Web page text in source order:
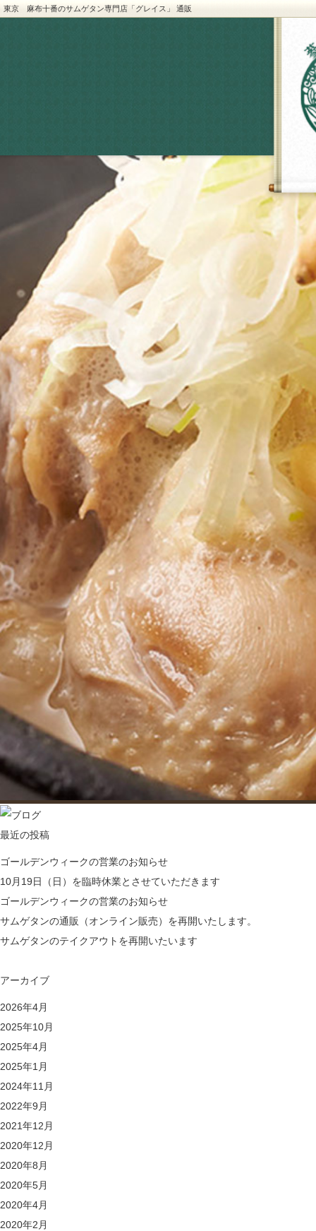
東京 麻布十番のサムゲタン専門店「グレイス」 通販
最近の投稿
ゴールデンウィークの営業のお知らせ
10月19日（日）を臨時休業とさせていただきます
ゴールデンウィークの営業のお知らせ
サムゲタンの通販（オンライン販売）を再開いたします。
サムゲタンのテイクアウトを再開いたいます
アーカイブ
2026年4月
2025年10月
2025年4月
2025年1月
2024年11月
2022年9月
2021年12月
2020年12月
2020年8月
2020年5月
2020年4月
2020年2月